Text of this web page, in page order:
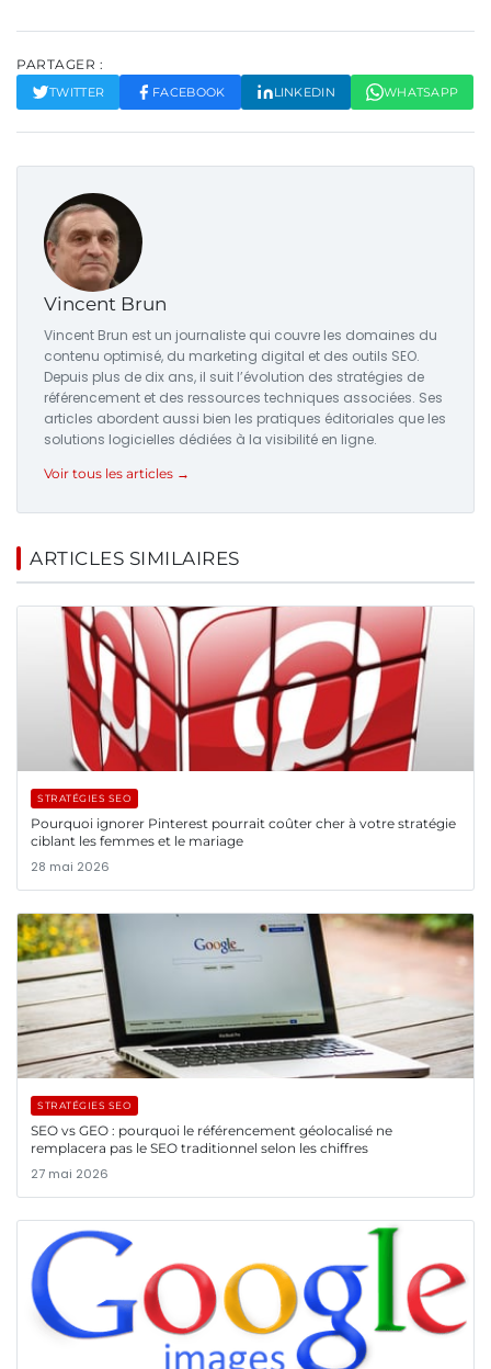
PARTAGER :
TWITTER FACEBOOK LINKEDIN WHATSAPP
Vincent Brun
Vincent Brun est un journaliste qui couvre les domaines du
contenu optimisé, du marketing digital et des outils SEO.
Depuis plus de dix ans, il suit l’évolution des stratégies de
référencement et des ressources techniques associées. Ses
articles abordent aussi bien les pratiques éditoriales que les
solutions logicielles dédiées à la visibilité en ligne.
Voir tous les articles →
ARTICLES SIMILAIRES
STRATÉGIES SEO
Pourquoi ignorer Pinterest pourrait coûter cher à votre stratégie
ciblant les femmes et le mariage
28 mai 2026
STRATÉGIES SEO
SEO vs GEO : pourquoi le référencement géolocalisé ne
remplacera pas le SEO traditionnel selon les chiffres
27 mai 2026